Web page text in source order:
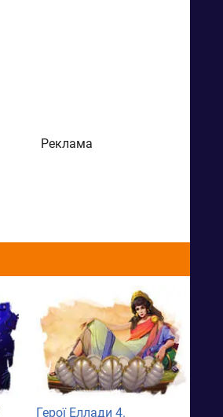
Реклама
Герої Еллади 4.